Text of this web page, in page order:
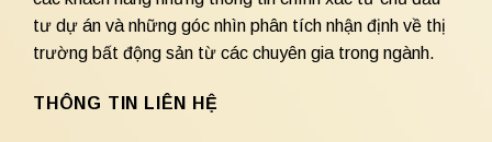
tư dự án và những góc nhìn phân tích nhận định về thị
trường bất động sản từ các chuyên gia trong ngành.
THÔNG TIN LIÊN HỆ